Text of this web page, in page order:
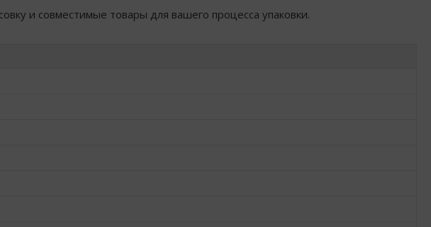
и совместимые товары для вашего процесса упаковки.